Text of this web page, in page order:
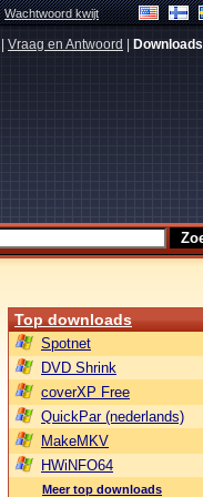
Wachtwoord kwijt
Vraag en Antwoord Downloads
Top downloads
Spotnet
DVD Shrink
coverXP Free
QuickPar (nederlands)
MakeMKV
HWiNFO64
Meer top downloads